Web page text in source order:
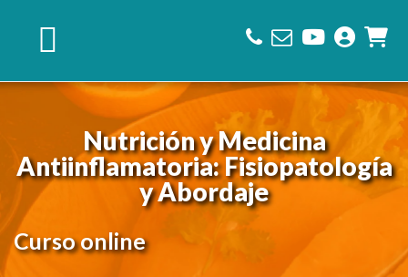
navegación
principal
de
Nutrición y Medicina
Antiinflamatoria: Fisiopatología
y Abordaje
Curso online